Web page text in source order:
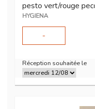
pesto vert/rouge
HYGIENA
-
Réception souhaitée le